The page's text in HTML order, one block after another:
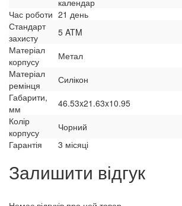
календар
Час роботи 21 день
Стандарт
захисту
5 ATM
Матеріал
корпусу
Метал
Матеріал
ремінця
Силікон
Габарити,
мм
46.53x21.63x10.95
Колір
корпусу
Чорний
Гарантія
3 місяці
Залишити відгук